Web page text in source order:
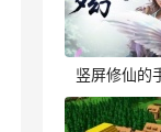
竖屏修仙的